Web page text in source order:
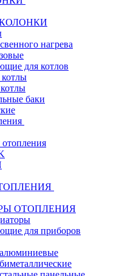
нагрева
для котлов
баки
ОТОПЛЕНИЯ
для приборов